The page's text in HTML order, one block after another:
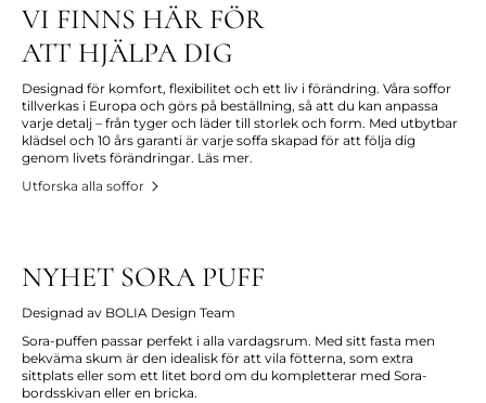
VI FINNS HÄR FÖR
ATT HJÄLPA DIG
Designad för komfort, flexibilitet och ett liv i förändring. Våra soffor
tillverkas i Europa och görs på beställning, så att du kan anpassa
varje detalj – från tyger och läder till storlek och form. Med utbytbar
klädsel och 10 års garanti är varje soffa skapad för att följa dig
genom livets förändringar. Läs mer.
Utforska alla soffor
NYHET SORA PUFF
Designad av BOLIA Design Team
Sora-puffen passar perfekt i alla vardagsrum. Med sitt fasta men
bekväma skum är den idealisk för att vila fötterna, som extra
sittplats eller som ett litet bord om du kompletterar med Sora-
bordsskivan eller en bricka.